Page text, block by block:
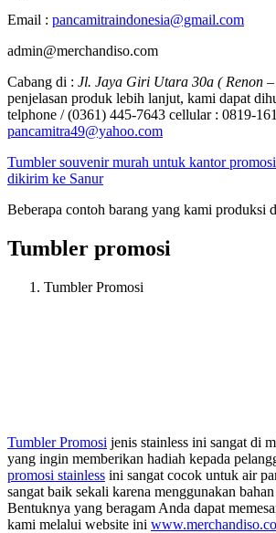
Email : pancamitraindonesia@gmail.com
admin@merchandiso.com
Cabang di : Jl. Jaya Giri Utara 30a ( Renon
penjelasan produk lebih lanjut, kami dapat
telphone / (0361) 445-7643 cellular : 0819-
pancamitra49@yahoo.com
Tumbler souvenir murah untuk kantor
dikirim ke Sanur
Beberapa contoh barang yang kami produksi
Tumbler promosi
Tumbler Promosi
Tumbler Promosi jenis stainless ini sangat di
yang ingin memberikan hadiah kepada
promosi stainless ini sangat cocok untuk air
sangat baik sekali karena menggunakan
Bentuknya yang beragam Anda dapat
kami melalui website ini